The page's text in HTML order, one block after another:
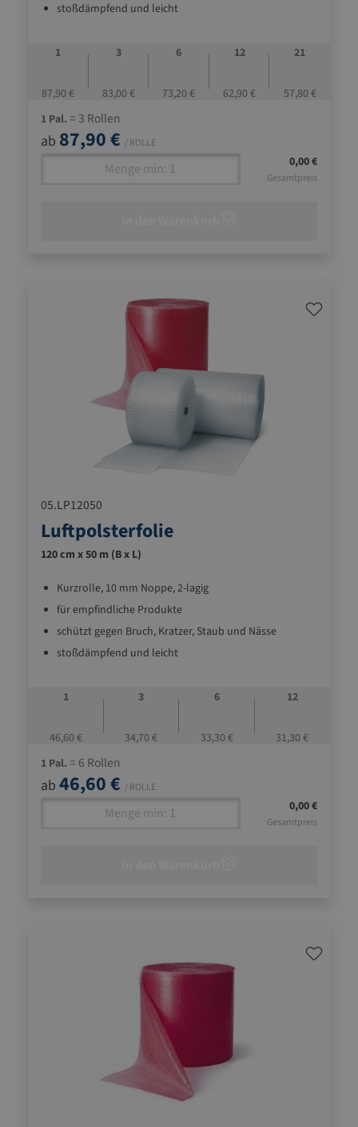
stoßdämpfend und leicht
1
87,90 €
3
83,00 €
6
73,20 €
12
62,90 €
21
57,80 €
1 Pal. = 3 Rollen
ab 87,90 € / ROLLE
0,00 €
Gesamtpreis
05.LP12050
Luftpolsterfolie
120 cm x 50 m (B x L)
Kurzrolle, 10 mm Noppe, 2-lagig
für empfindliche Produkte
schützt gegen Bruch, Kratzer, Staub und Nässe
stoßdämpfend und leicht
1
46,60 €
3
34,70 €
6
33,30 €
12
31,30 €
1 Pal. = 6 Rollen
ab 46,60 € / ROLLE
0,00 €
Gesamtpreis